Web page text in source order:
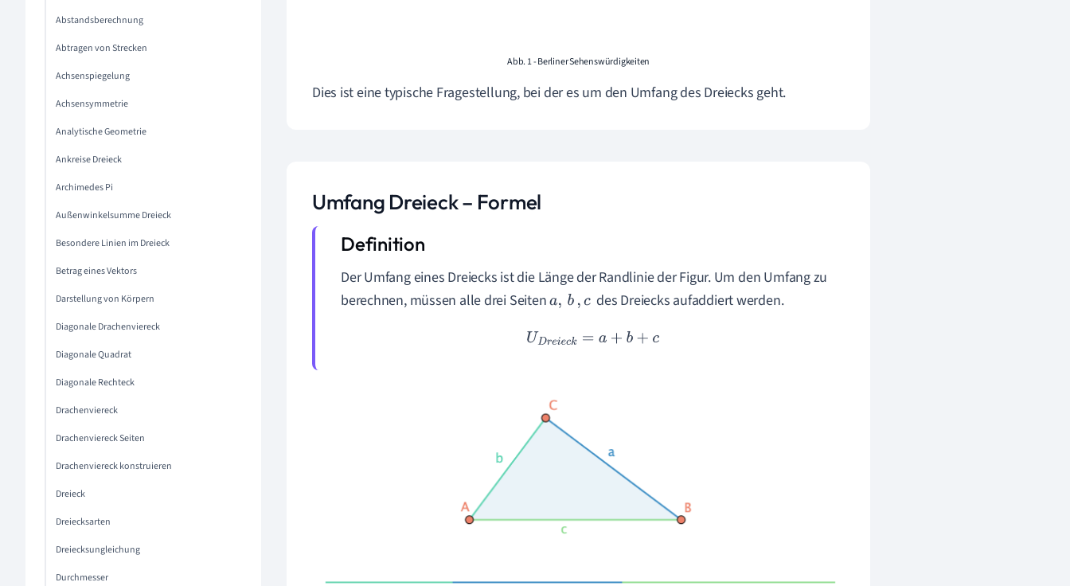
Abstandsberechnung
Abtragen von Strecken
Achsenspiegelung
Achsensymmetrie
Analytische Geometrie
Ankreise Dreieck
Archimedes Pi
Außenwinkelsumme Dreieck
Besondere Linien im Dreieck
Betrag eines Vektors
Darstellung von Körpern
Diagonale Drachenviereck
Diagonale Quadrat
Diagonale Rechteck
Drachenviereck
Drachenviereck Seiten
Drachenviereck konstruieren
Dreieck
Dreiecksarten
Dreiecksungleichung
Durchmesser
Abb. 1 - Berliner Sehenswürdigkeiten
Dies ist eine typische Fragestellung, bei der es um den Umfang des Dreiecks geht.
Umfang Dreieck – Formel
Der Umfang eines Dreiecks ist die Länge der Randlinie der Figur. Um den Umfang zu
berechnen, müssen alle drei Seitena,b ,c
des Dreiecks aufaddiert werden.
UDrei eck =a+b+ c